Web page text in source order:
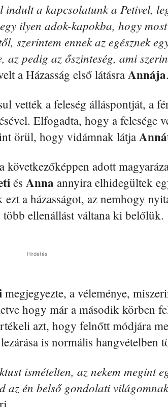
a kapcsolatunk a Petivel,
ilyen adok-kapokba, hogy
szerintem ennek az egésznek
pedig az őszinteség, ami
a Házasság első látásra Annája.
vették a feleség álláspontját, a
Elfogadta, hogy a felesége
örül, hogy vidámnak látja
következőképpen adott
és Anna annyira elhidegültek
a házasságot, az nemhogy
ellenállást váltana ki belőlük.
Hirdetés
megjegyezte, a véleménye,
hogy már a második körben
azt, hogy felnőtt módjára
is normális hangvételben
ismételten, az nekem megint
az én belső gondolati